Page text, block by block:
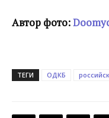
Автор фото:
ТЕГИ ОДКБ